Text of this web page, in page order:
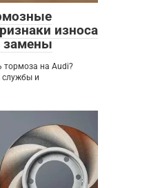
износа
замены
тормоза на Audi?
службы и